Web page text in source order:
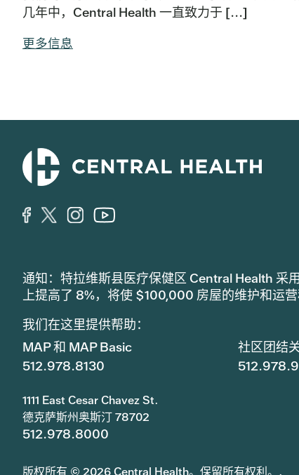
几年中，Central Health 一直致力于 [...]
更多信息
通知：特拉维斯县医疗保健区 Central Health 采
上提高了 8%，将使 $100,000 房屋的维护和运
我们在这里提供帮助：
MAP 和 MAP Basic
512.978.8130
社区团结
1111 East Cesar Chavez St.
德克萨斯州奥斯汀 78702
512.978.8000
版权所有 © 2026 Central Health。保留所有权利。.